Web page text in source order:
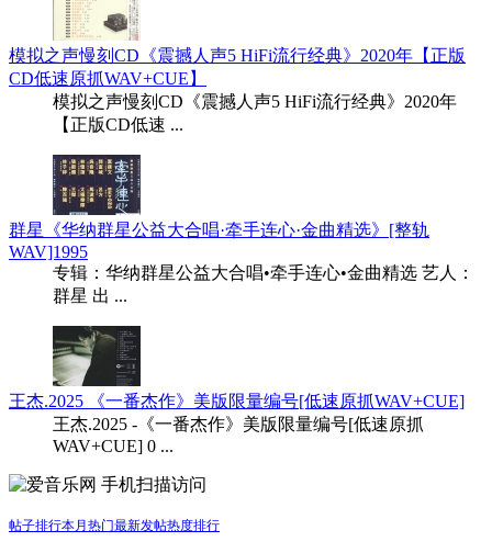
模拟之声慢刻CD《震撼人声5 HiFi流行经典》2020年【正版
CD低速原抓WAV+CUE】
模拟之声慢刻CD《震撼人声5 HiFi流行经典》2020年
【正版CD低速 ...
群星《华纳群星公益大合唱·牵手连心·金曲精选》[整轨
WAV]1995
专辑：华纳群星公益大合唱•牵手连心•金曲精选 艺人：
群星 出 ...
王杰.2025 《一番杰作》美版限量编号[低速原抓WAV+CUE]
王杰.2025 -《一番杰作》美版限量编号[低速原抓
WAV+CUE] 0 ...
手机扫描访问
帖子排行本月热门最新发帖热度排行